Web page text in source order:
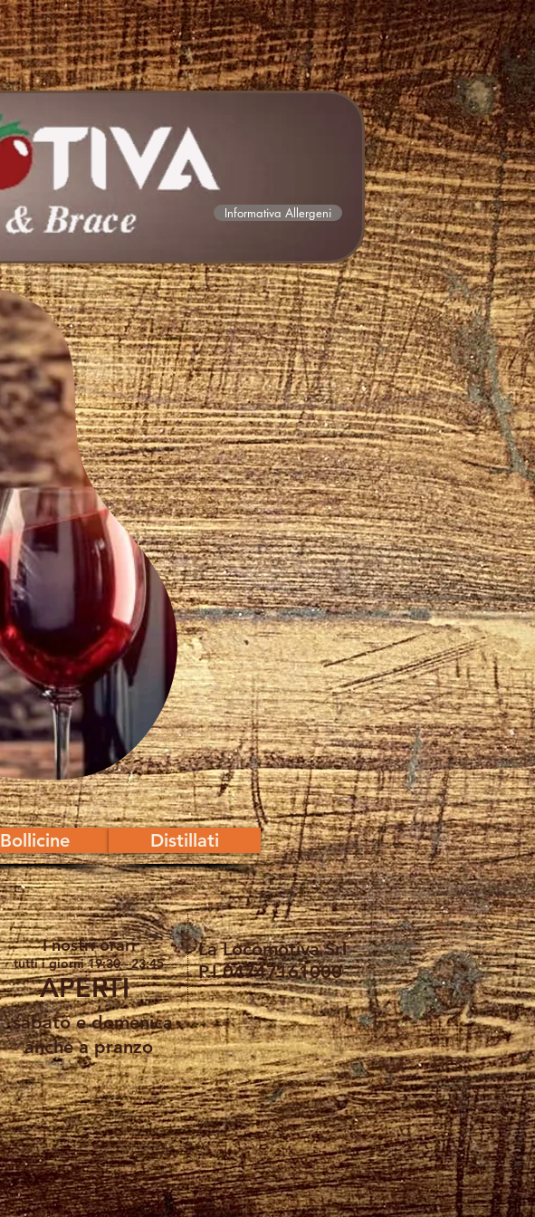
Informativa Allergeni
Bollicine Distillati
I nostri orari
tutti i giorni 19:30 - 23:45
APERTI
sabato e domenica
anche a pranzo
La Locomotiva Srl
P.I.04747161000